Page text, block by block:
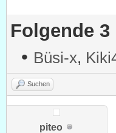
Folgende
• Büsi-x,
Suchen
piteo